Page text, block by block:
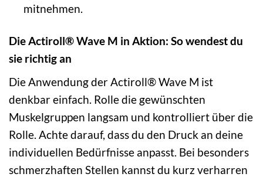
mitnehmen.
Die Actiroll® Wave M in Aktion: So wendest du
sie richtig an
Die Anwendung der Actiroll® Wave M ist
denkbar einfach. Rolle die gewünschten
Muskelgruppen langsam und kontrolliert über die
Rolle. Achte darauf, dass du den Druck an deine
individuellen Bedürfnisse anpasst. Bei besonders
schmerzhaften Stellen kannst du kurz verharren